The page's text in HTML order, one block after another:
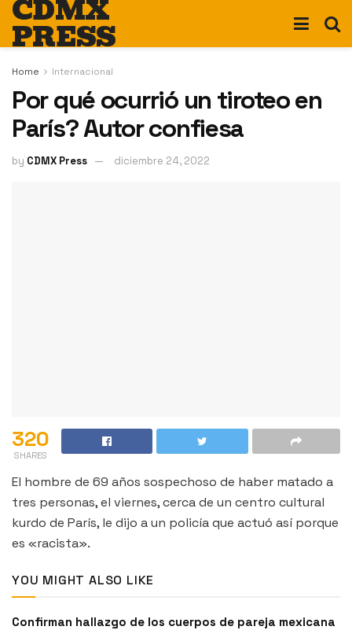
CDMX
PRESS
Home Internacional
Por qué ocurrió un tiroteo en
París? Autor confiesa
by CDMX Press diciembre 24, 2022
320
SHARES
El hombre de 69 años sospechoso de haber matado a
tres personas, el viernes, cerca de un centro cultural
kurdo de París, le dijo a un policía que actuó así porque
es «racista».
YOU MIGHT ALSO LIKE
Confirman hallazgo de los cuerpos de pareja mexicana